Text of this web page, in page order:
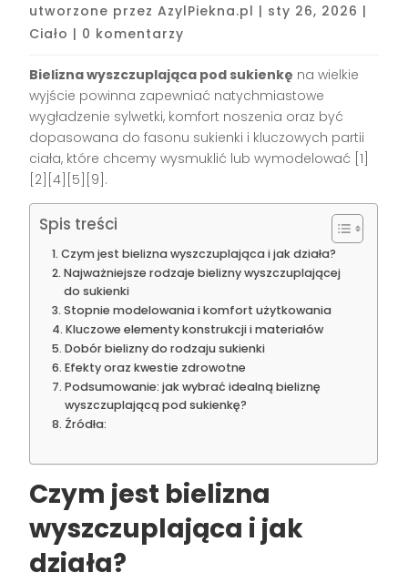
utworzone przezAzylPiekna.pl | sty 26, 2026 |
Ciało | 0 komentarzy
Bielizna wyszczuplająca pod sukienkę na wielkie
wyjście powinna zapewniać natychmiastowe
wygładzenie sylwetki, komfort noszenia oraz być
dopasowana do fasonu sukienki i kluczowych partii
ciała, które chcemy wysmuklić lub wymodelować [1]
[2][4][5][9] .
Spis treści
Czym jest bielizna wyszczuplająca i jak działa?
Najważniejsze rodzaje bielizny wyszczuplającej
do sukienki
Stopnie modelowania i komfort użytkowania
Kluczowe elementy konstrukcji i materiałów
Dobór bielizny do rodzaju sukienki
Efekty oraz kwestie zdrowotne
Podsumowanie: jak wybrać idealną bieliznę
wyszczuplającą pod sukienkę?
Źródła:
Czym jest bielizna
wyszczuplająca i jak
działa?